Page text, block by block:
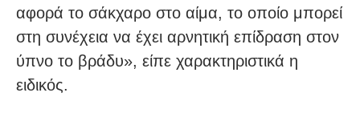
αφορά το σάκχαρο στο αίμα, το οποίο μπορεί
στη συνέχεια να έχει αρνητική επίδραση στον
ύπνο το βράδυ», είπε χαρακτηριστικά η
ειδικός.